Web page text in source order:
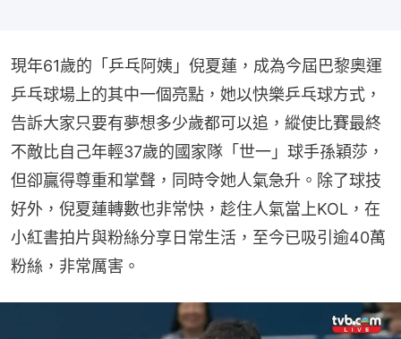
現年61歲的「乒乓阿姨」倪夏蓮，成為今屆巴黎奧運
乒乓球場上的其中一個亮點，她以快樂乒乓球方式，
告訴大家只要有夢想多少歲都可以追，縱使比賽最終
不敵比自己年輕37歲的國家隊「世一」球手孫穎莎，
但卻贏得尊重和掌聲，同時令她人氣急升。除了球技
好外，倪夏蓮轉數也非常快，趁住人氣當上KOL，在
小紅書拍片與粉絲分享日常生活，至今已吸引逾40萬
粉絲，非常厲害。